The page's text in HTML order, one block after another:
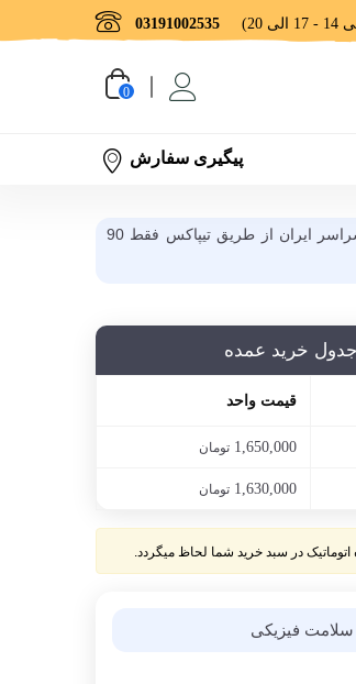
03191002535
0
پیگیری سفارش
ارسال به سراسر ایران از طریق تیپاکس فقط 90
جدول خرید عمده
قیمت واحد
1,650,000 تومان
1,630,000 تومان
در سبد خرید شما لحاظ میگردد.
سلامت فیزیکی